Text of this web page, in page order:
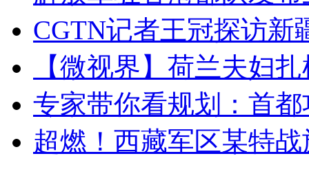
CGTN记者王冠探访新
【微视界】荷兰夫妇
专家带你看规划：首
超燃！西藏军区某特